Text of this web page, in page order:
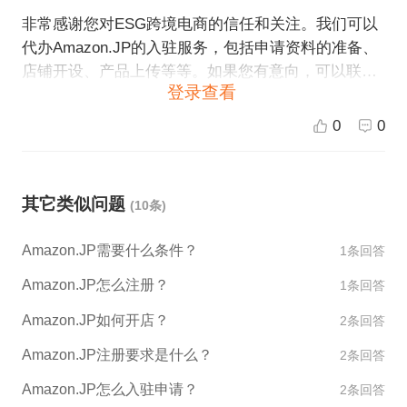
非常感谢您对ESG跨境电商的信任和关注。我们可以
代办Amazon.JP的入驻服务，包括申请资料的准备、
店铺开设、产品上传等等。如果您有意向，可以联系
我们的客服人员，我们会提供详细的服务流程和报
价，并为您提供专业的一站式服务，帮助您在Amazo
登录查看
0 0
其它类似问题 (10条)
Amazon.JP需要什么条件？ 1条回答
Amazon.JP怎么注册？ 1条回答
Amazon.JP如何开店？ 2条回答
Amazon.JP注册要求是什么？ 2条回答
Amazon.JP怎么入驻申请？ 2条回答